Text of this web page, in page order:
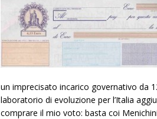
un imprecisato incarico governativo da
laboratorio di evoluzione per l’Italia
comprare il mio voto: basta coi